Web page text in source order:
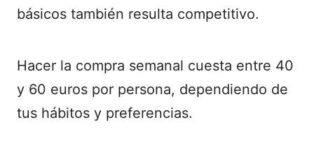
básicos también resulta competitivo.
Hacer la compra semanal cuesta entre 40
y 60 euros por persona, dependiendo de
tus hábitos y preferencias.